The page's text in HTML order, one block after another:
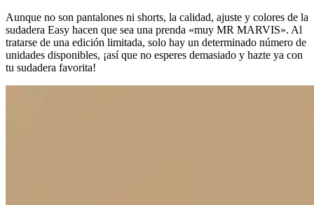
Aunque no son pantalones ni shorts, la calidad, ajuste y colores de la
sudadera Easy hacen que sea una prenda «muy MR MARVIS». Al
tratarse de una edición limitada, solo hay un determinado número de
unidades disponibles, ¡así que no esperes demasiado y hazte ya con
tu sudadera favorita!